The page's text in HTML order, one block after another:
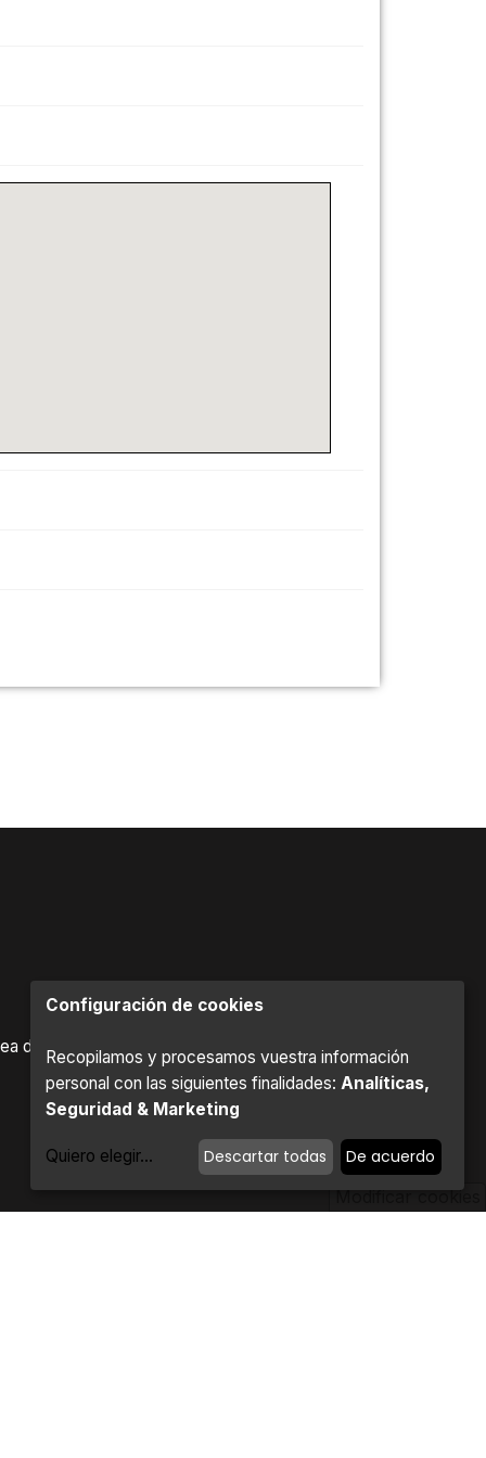
de "El Fresno", Oficina B-215, 2ª Planta. 11370.
Modificar cookies
Configuración de cookies
Recopilamos y procesamos vuestra información
personal con las siguientes finalidades: Analíticas,
Seguridad & Marketing
Quiero elegir... Descartar todas De acuerdo